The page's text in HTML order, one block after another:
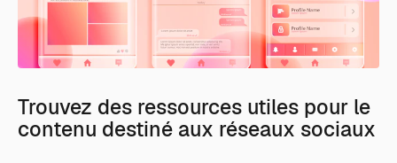
Trouvez des ressources utiles pour le
contenu destiné aux réseaux sociaux